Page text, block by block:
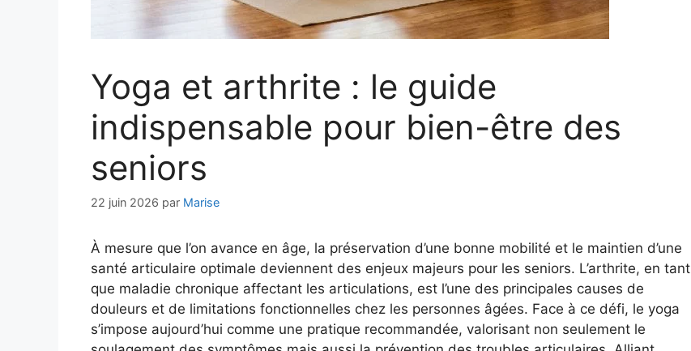
Yoga et arthrite : le guide
indispensable pour bien-être des
seniors
22 juin 2026 par Marise
À mesure que l’on avance en âge, la préservation d’une bonne mobilité et le maintien d’une
santé articulaire optimale deviennent des enjeux majeurs pour les seniors. L’arthrite, en tant
que maladie chronique affectant les articulations, est l’une des principales causes de
douleurs et de limitations fonctionnelles chez les personnes âgées. Face à ce défi, le yoga
s’impose aujourd’hui comme une pratique recommandée, valorisant non seulement le